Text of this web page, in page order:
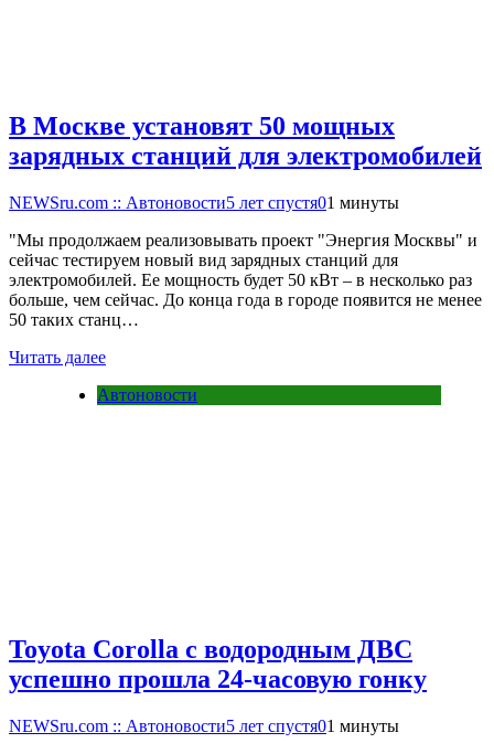
В Москве установят 50 мощных
зарядных станций для электромобилей
NEWSru.com :: Автоновости5 лет спустя01 минуты
"Мы продолжаем реализовывать проект "Энергия Москвы" и
сейчас тестируем новый вид зарядных станций для
электромобилей. Ее мощность будет 50 кВт – в несколько раз
больше, чем сейчас. До конца года в городе появится не менее
50 таких станц…
Читать далее
Автоновости
Toyota Corolla с водородным ДВС
успешно прошла 24-часовую гонку
NEWSru.com :: Автоновости5 лет спустя01 минуты